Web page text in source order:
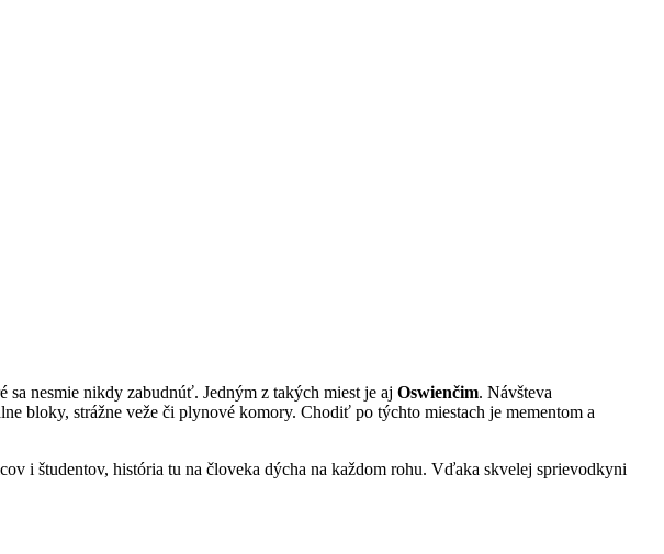
nesmie nikdy zabudnúť. Jedným z takých miest je aj Oswienčim. Návšteva
bloky, strážne veže či plynové komory. Chodiť po týchto miestach je mementom a
i študentov, história tu na človeka dýcha na každom rohu. Vďaka skvelej sprievodkyni